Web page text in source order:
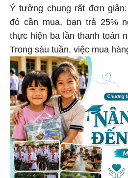
Ý tưởng chung rất đơn
đó cần mua, bạn trả 25%
thực hiện ba lần thanh toán
Trong sáu tuần, việc mua